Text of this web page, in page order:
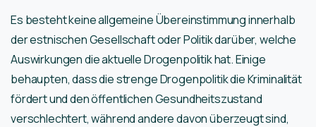
Es besteht keine allgemeine Übereinstimmung innerhalb
der estnischen Gesellschaft oder Politik darüber, welche
Auswirkungen die aktuelle Drogenpolitik hat. Einige
behaupten, dass die strenge Drogenpolitik die Kriminalität
fördert und den öffentlichen Gesundheitszustand
verschlechtert, während andere davon überzeugt sind,